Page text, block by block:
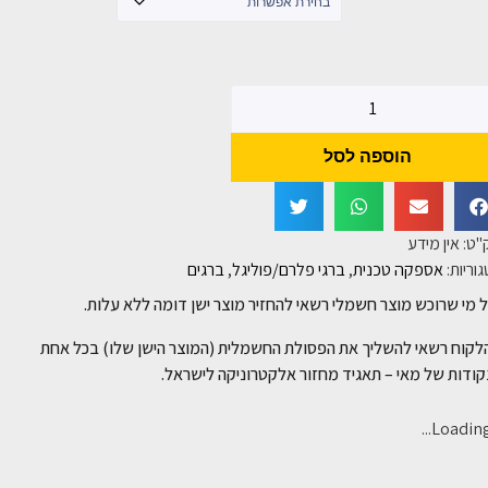
הוספה לסל
אין מידע
אספקה טכנית,ברגי פלרם/פוליגל,ברגים
מי שרוכש מוצר חשמלי רשאי להחזיר מוצר ישן דומה ללא עלות.
רשאי להשליך את הפסולת החשמלית (המוצר הישן שלו) בכל אחת
של מאי – תאגיד מחזור אלקטרוניקה לישראל.